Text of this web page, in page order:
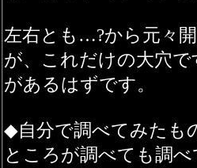
左右とも…?から元々
が、これだけの大穴
があるはずです。
◆自分で調べてみた
ところが調べても調